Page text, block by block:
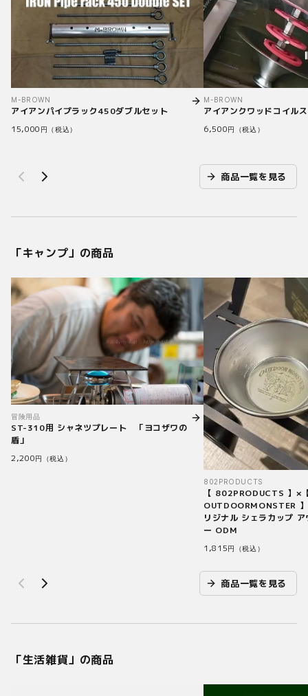
M-BROWN
アイアンパイプラック450ダブルセット
15,000 円（税込）
M-BROWN
アイアンクワッドコイル
6,500円（税込）
商品一覧を見る
「キャンプ」の商品
冒険用品
ST-310用 シャネツプレート 「ヨコザワの
盾」
2,200円（税込）
802PRODUCTS
【 802PRODUCTS 】×
OUTDOORMONSTER
リジナル シェラカップ
ー ODM
1,815円（税込）
商品一覧を見る
「生活雑貨」の商品